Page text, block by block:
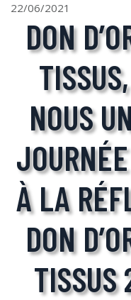
22/06/2021
DON
NOUS
À LA
DON